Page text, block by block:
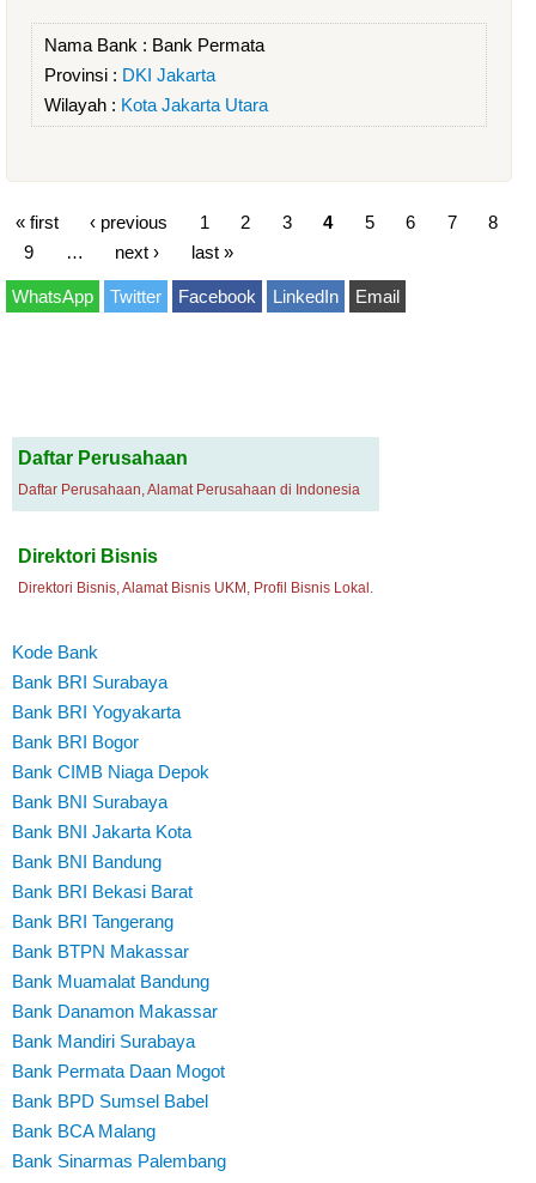
Nama Bank : Bank Permata
Provinsi : DKI Jakarta
Wilayah : Kota Jakarta Utara
« first ‹ previous 1 2 3 4 5 6 7
8
9
next › last »
WhatsApp Twitter Facebook LinkedIn Email
Daftar Perusahaan
Daftar Perusahaan, Alamat Perusahaan di Indonesia
Direktori Bisnis
Direktori Bisnis, Alamat Bisnis UKM, Profil Bisnis Lokal.
Kode Bank
Bank BRI Surabaya
Bank BRI Yogyakarta
Bank BRI Bogor
Bank CIMB Niaga Depok
Bank BNI Surabaya
Bank BNI Jakarta Kota
Bank BNI Bandung
Bank BRI Bekasi Barat
Bank BRI Tangerang
Bank BTPN Makassar
Bank Muamalat Bandung
Bank Danamon Makassar
Bank Mandiri Surabaya
Bank Permata Daan Mogot
Bank BPD Sumsel Babel
Bank BCA Malang
Bank Sinarmas Palembang